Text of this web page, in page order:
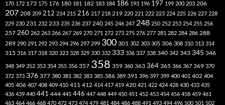
170 172 173 175 176 180 181 182 183 184 186 193 196 197 199 200 203 206
207 208 209 212 214 215 216 217 218 219 220 221 222 223 224 225 226 227 228
229 230 231 232 233 235 236 237 240 245 246 247 248 250 252 253 254 255 256
257 260 262 263 266 267 269 270 271 272 273 275 276 277 281 282 284 286 288
289 290 291 292 293 294 296 297 299 300 301 302 303 305 306 308 310 313 314
315 316 317 318 320 323 328 329 330 332 333 336 337 338 340 342 343 345 346
348 349 352 353 354 355 356 357 358 359 360 363 364 365 366 367 369 370
372 373 376 377 380 381 382 383 385 386 389 391 396 397 399 400 401 402 404
405 406 407 408 409 410 411 412 414 417 419 420 421 422 424 428 430 433 435
436 439 440 441 444 445 446 447 448 449 450 451 452 453 454 456 458 459 461
463 464 466 468 470 472 473 474 479 481 484 486 488 491 493 494 496 500 501 502